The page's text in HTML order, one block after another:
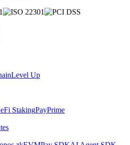
Level Up
StakingPayPrime